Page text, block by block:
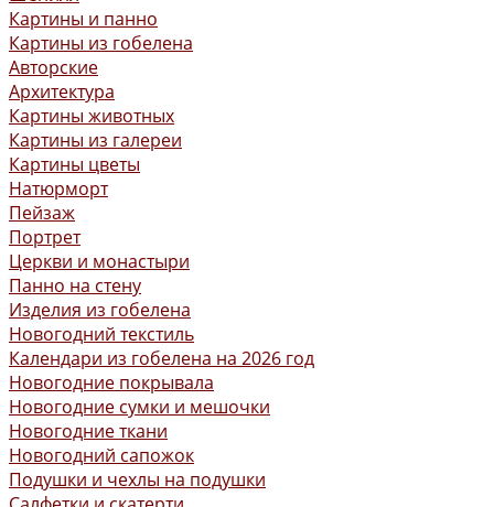
Картины и панно
Картины из гобелена
Авторские
Архитектура
Картины животных
Картины из галереи
Картины цветы
Натюрморт
Пейзаж
Портрет
Церкви и монастыри
Панно на стену
Изделия из гобелена
Новогодний текстиль
Календари из гобелена на 2026 год
Новогодние покрывала
Новогодние сумки и мешочки
Новогодние ткани
Новогодний сапожок
Подушки и чехлы на подушки